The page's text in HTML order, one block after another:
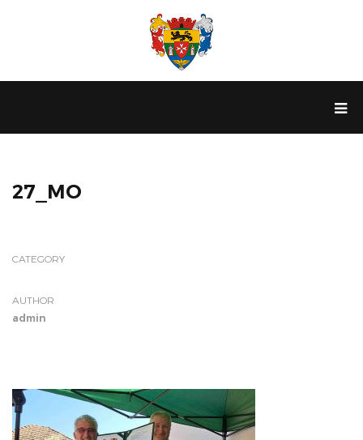
27_MO
CATEGORY
AUTHOR
admin